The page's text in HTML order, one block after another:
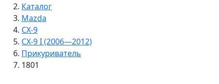
Каталог
Mazda
CX-9
CX-9 I (2006—2012)
Прикуриватель
1801